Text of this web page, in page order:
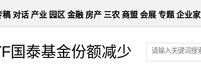
稿 对话 产业 园区 金融 房产 三农 商盟 会展 专题 企业家
国泰基金份额减少